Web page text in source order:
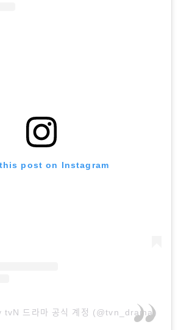
post on Instagram
공식 계정 (@tvn_drama)